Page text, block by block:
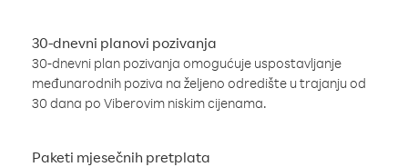
30-dnevni planovi pozivanja
30-dnevni plan pozivanja omogućuje uspostavljanje
međunarodnih poziva na željeno odredište u trajanju od
30 dana po Viberovim niskim cijenama.
Paketi mjesečnih pretplata